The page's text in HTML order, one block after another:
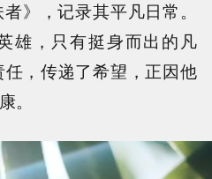
》，记录其平凡日常。
雄，只有挺身而出的凡
，传递了希望，正因他
。